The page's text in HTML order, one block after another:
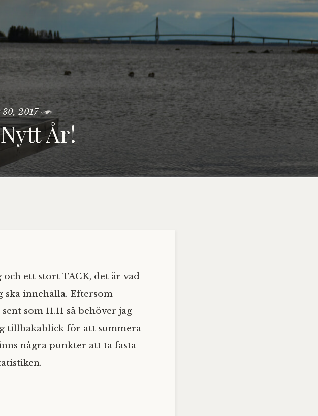
30, 2017
År!
ett stort TACK, det är vad
ska innehålla. Eftersom
som 11.11 så behöver jag
tillbakablick för att summera
några punkter att ta fasta